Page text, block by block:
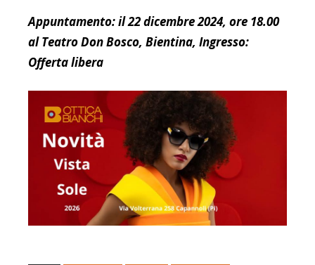
Appuntamento: il 22 dicembre 2024, ore 18.00
al Teatro Don Bosco, Bientina, Ingresso:
Offerta libera